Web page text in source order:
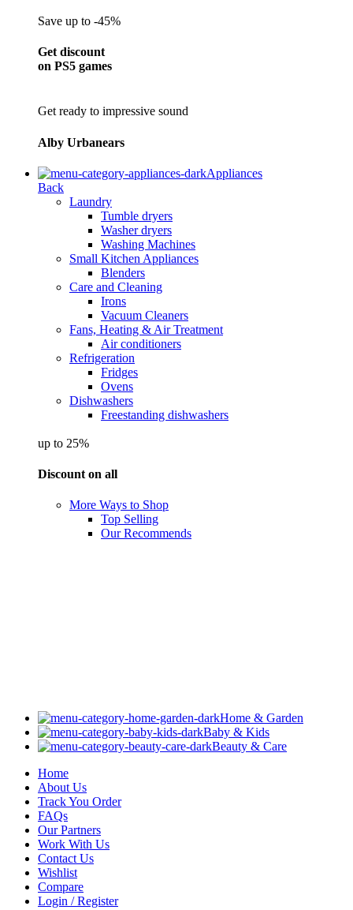
Save up to -45%
Get discount
on PS5 games
Get ready to impressive sound
Alby Urbanears
Appliances
Back
Laundry
Tumble dryers
Washer dryers
Washing Machines
Small Kitchen Appliances
Blenders
Care and Cleaning
Irons
Vacuum Cleaners
Fans, Heating & Air Treatment
Air conditioners
Refrigeration
Fridges
Ovens
Dishwashers
Freestanding dishwashers
up to 25%
Discount on all
More Ways to Shop
Top Selling
Our Recommends
Home & Garden
Baby & Kids
Beauty & Care
Home
About Us
Track You Order
FAQs
Our Partners
Work With Us
Contact Us
Wishlist
Compare
Login / Register